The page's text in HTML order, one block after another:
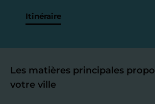
Itinéraire
Les matières principales
votre ville